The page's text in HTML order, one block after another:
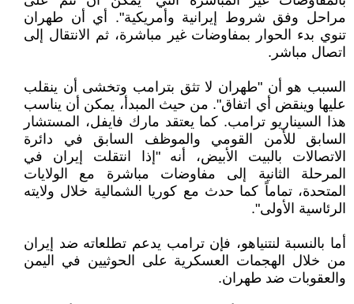
مراحل وفق شروط إيرانية وأمريكية". أي أن طهران
تنوي بدء الحوار بمفاوضات غير مباشرة، ثم الانتقال إلى
اتصال مباشر.
السبب هو أن "طهران لا تثق بترامب وتخشى أن ينقلب
عليها وينقض أي اتفاق". من حيث المبدأ، يمكن أن يناسب
هذا السيناريو ترامب. كما يعتقد مارك فايفل، المستشار
السابق للأمن القومي والموظف السابق في دائرة
الاتصالات بالبيت الأبيض، أنه "إذا انتقلت إيران في
المرحلة الثانية إلى مفاوضات مباشرة مع الولايات
المتحدة، تماماً كما حدث مع كوريا الشمالية خلال ولايته
الرئاسية الأولى".
أما بالنسبة لنتنياهو، فإن ترامب يدعم تطلعاته ضد إيران
من خلال الهجمات العسكرية على الحوثيين في اليمن
والعقوبات ضد طهران.